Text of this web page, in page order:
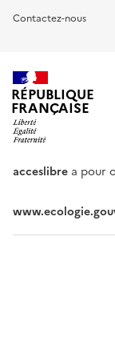
Contactez-nous
RÉPUBLIQUE
FRANÇAISE
acceslibre a pour